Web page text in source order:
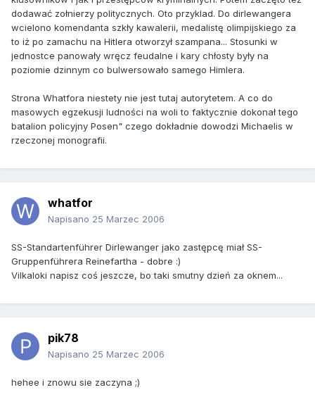
dodawać zołnierzy politycznych. Oto przyklad. Do dirlewangera
wcielono komendanta szkły kawalerii, medalistę olimpijskiego za
to iż po zamachu na Hitlera otworzył szampana... Stosunki w
jednostce panowały wręcz feudalne i kary chłosty były na
poziomie dzinnym co bulwersowało samego Himlera.
Strona Whatfora niestety nie jest tutaj autorytetem. A co do
masowych egzekusji ludności na woli to faktycznie dokonał tego
batalion policyjny Posen" czego dokładnie dowodzi Michaelis w
rzeczonej monografii.
whatfor
Napisano 25 Marzec 2006
SS-Standartenführer Dirlewanger jako zastępcę miał SS-
Gruppenführera Reinefartha - dobre :)
Vilkaloki napisz coś jeszcze, bo taki smutny dzień za oknem...
pik78
Napisano 25 Marzec 2006
hehee i znowu sie zaczyna ;)